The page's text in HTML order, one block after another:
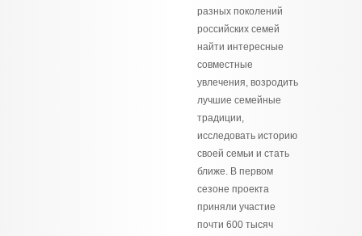
разных поколений
российских семей
найти интересные
совместные
увлечения, возродить
лучшие семейные
традиции,
исследовать историю
своей семьи и стать
ближе. В первом
сезоне проекта
приняли участие
почти 600 тысяч